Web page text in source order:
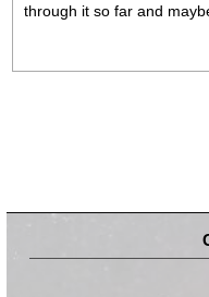
through it so far and